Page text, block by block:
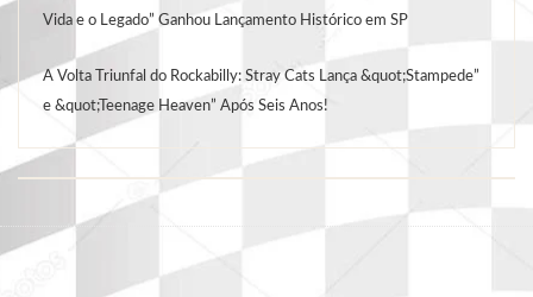
Vida e o Legado” Ganhou Lançamento Histórico em SP
A Volta Triunfal do Rockabilly: Stray Cats Lança &quot;Stampede”
e &quot;Teenage Heaven” Após Seis Anos!